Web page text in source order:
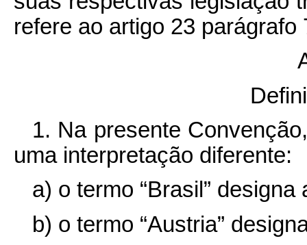
refere ao artigo 23 parágrafo
1. Na presente
uma interpretação diferente:
a) o termo “Brasil”
b) o termo “Austria”